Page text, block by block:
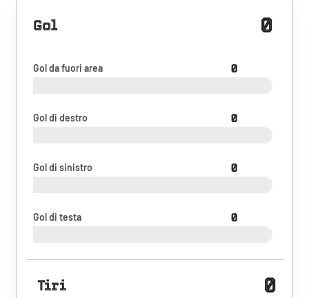
Gol 0
Gol da fuori area 0
Gol di destro 0
Gol di sinistro 0
Gol di testa 0
Tiri 0